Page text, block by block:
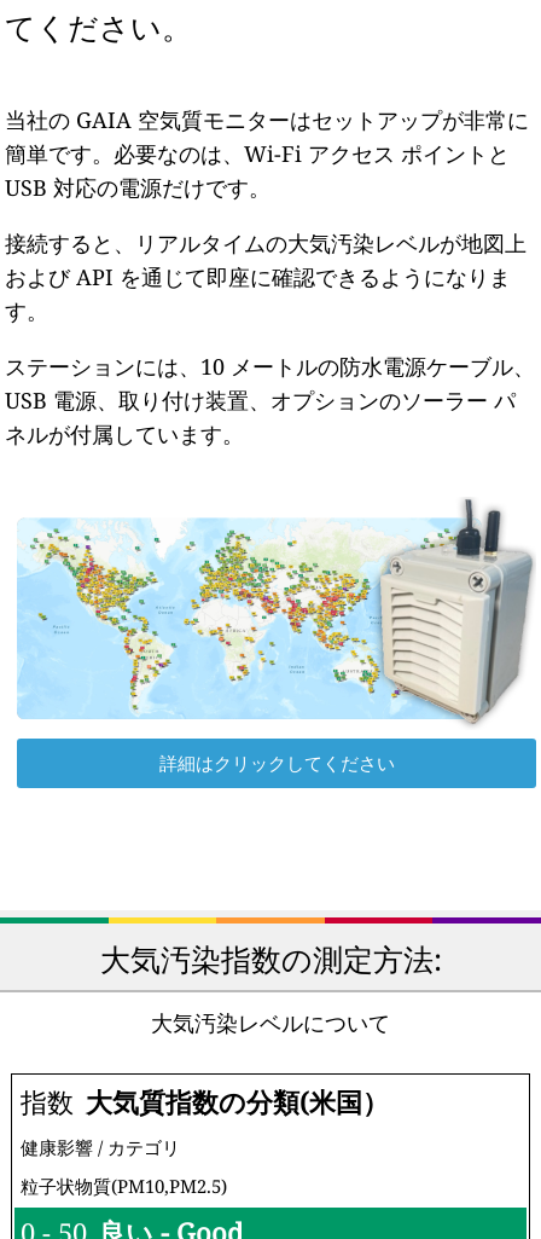
てください。
当社の GAIA 空気質モニターはセットアップが非常に
簡単です。必要なのは、Wi-Fi アクセス ポイントと
USB 対応の電源だけです。
接続すると、リアルタイムの大気汚染レベルが地図上
および API を通じて即座に確認できるようになりま
す。
ステーションには、10 メートルの防水電源ケーブル、
USB 電源、取り付け装置、オプションのソーラー パ
ネルが付属しています。
詳細はクリックしてください
大気汚染指数の測定方法:
大気汚染レベルについて
指数 大気質指数の分類(米国）
健康影響 / カテゴリ
粒子状物質(PM10,PM2.5)